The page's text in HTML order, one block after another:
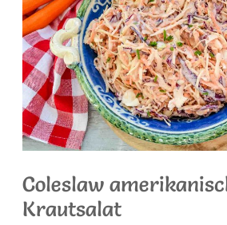
Coleslaw
Krautsalat